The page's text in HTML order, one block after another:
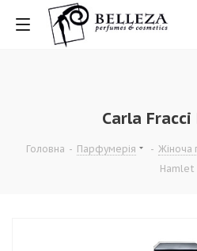
Carla
Головна - Парфумерія - Жіноча
Hamlet